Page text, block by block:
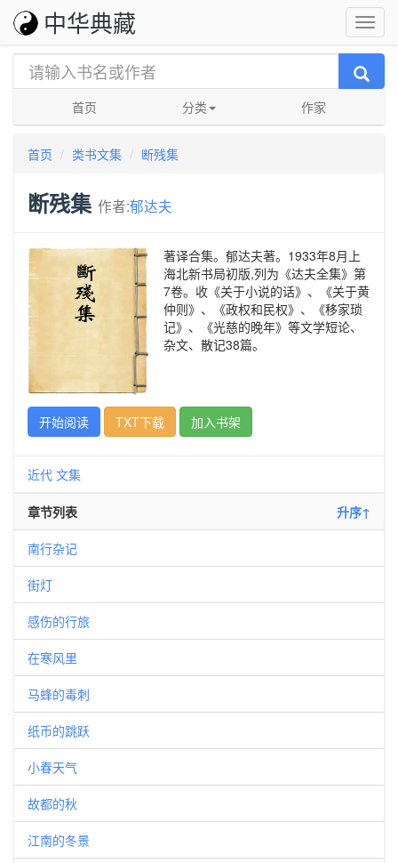
中华典藏
首页 分类 作家
首页 类书文集 断残集
断残集 作者:郁达夫
著译合集。郁达夫著。1933年8月上
海北新书局初版,列为《达夫全集》第
7卷。收《关于小说的话》、《关于黄
仲则》、《政权和民权》、《移家琐
记》、《光慈的晚年》等文学短论、
杂文、散记38篇。
开始阅读 TXT下载 加入书架
近代 文集
章节列表 升序↑
南行杂记
街灯
感伤的行旅
在寒风里
马蜂的毒刺
纸币的跳跃
小春天气
故都的秋
江南的冬景